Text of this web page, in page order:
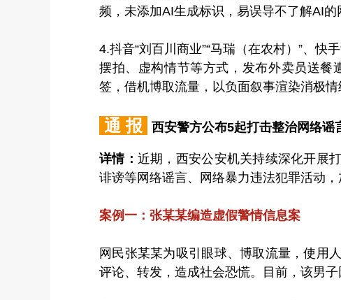
频，未添加AI生成标识，易误导不了解AI
4.抖音“刘百川商业”“马瑞（在农村）”、快
摆拍、虚构情节等方式，发布外卖员送
签，借机博取流量，以负面叙事渲染消极
通 报 西安警方公布5起打击整治网络谣
详情： 近期，西安公安机关持续深化开展
诽谤等网络谣言、网络暴力违法犯罪活动
案例一：张某某编造虚假警情信息案
网民张某某为吸引眼球、博取流量，使用
评论、转发，造成社会恐慌。目前，该男